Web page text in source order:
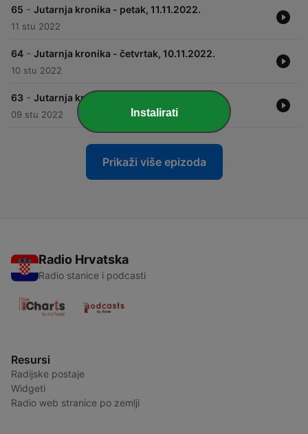
65 - Jutarnja kronika - petak, 11.11.2022.
11 stu 2022
64 - Jutarnja kronika - četvrtak, 10.11.2022.
10 stu 2022
63 - Jutarnja kronika - srijeda, 09.11.2022.
09 stu 2022
Prikaži više epizoda
Radio Hrvatska
Radio stanice i podcasti
Resursi
Radijske postaje
Widgeti
Radio web stranice po zemlji
Instalirati